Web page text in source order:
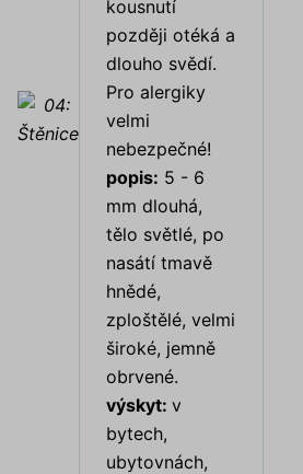
kousnutí
později otéká a
dlouho svědí.
Pro alergiky
velmi
nebezpečné!
popis: 5 - 6
mm dlouhá,
tělo světlé, po
nasátí tmavě
hnědé,
zploštělé, velmi
široké, jemně
obrvené.
výskyt: v
bytech,
ubytovnách,